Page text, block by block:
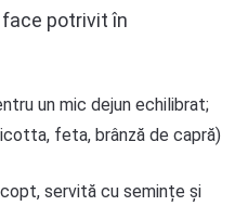
potrivit în
un mic dejun echilibrat;
feta, brânză de capră)
servită cu semințe și